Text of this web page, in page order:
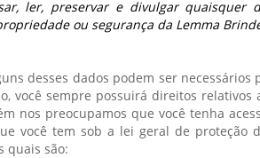
ler, preservar e divulgar quaisquer
ou segurança da Lemma
desses dados podem ser necessários
você sempre possuirá direitos relativos
nos preocupamos que você tenha
você tem sob a lei geral de proteção
quais são: